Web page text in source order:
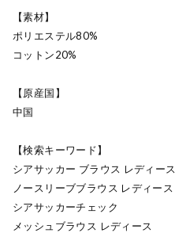
【素材】
ポリエステル80%
コットン20%
【原産国】
中国
【検索キーワード】
シアサッカー ブラウス レディース
ノースリーブブラウス レディース
シアサッカーチェック
メッシュブラウス レディース